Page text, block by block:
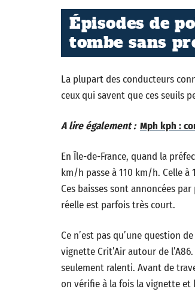
Épisodes de
tombe sans
La plupart des conducteurs
ceux qui savent que ces seuils
A lire également : Mph kph :
En Île-de-France, quand la
km/h passe à 110 km/h. Celle
Ces baisses sont annoncées
réelle est parfois très court.
Ce n’est pas qu’une question
vignette Crit’Air autour de
seulement ralenti. Avant de
on vérifie à la fois la vignette et